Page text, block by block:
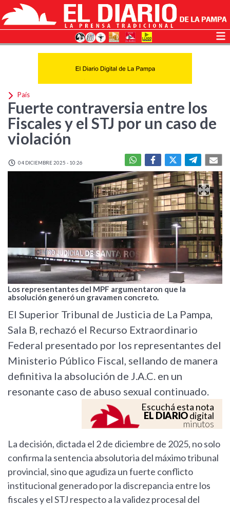
País
Fuerte contraversia entre los
Fiscales y el STJ por un caso de
violación
04 DICIEMBRE 2025 - 10:26
Los representantes del MPF argumentaron que la
absolución generó un gravamen concreto.
El Superior Tribunal de Justicia de La Pampa,
Sala B, rechazó el Recurso Extraordinario
Federal presentado por los representantes del
Ministerio Público Fiscal, sellando de manera
definitiva la absolución de J.A.C. en un
resonante caso de abuso sexual continuado.
Escuchá esta nota
EL DIARIOdigital
minutos
La decisión, dictada el 2 de diciembre de 2025, no solo
confirma la sentencia absolutoria del máximo tribunal
provincial, sino que agudiza un fuerte conflicto
institucional generado por la discrepancia entre los
fiscales y el STJ respecto a la validez procesal del